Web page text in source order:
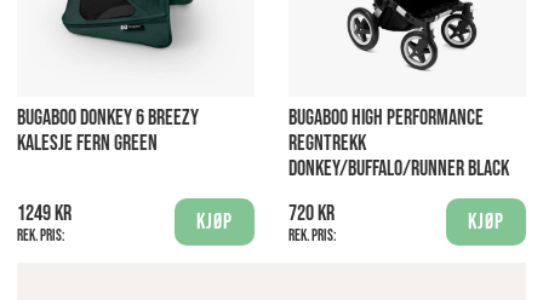
BUGABOO DONKEY 6 BREEZY
KALESJE FERN GREEN
1249 kr
Rek. pris:
Kjøp
BUGABOO HIGH PERFORMANCE
REGNTREKK
DONKEY/BUFFALO/RUNNER BLACK
720 kr
Rek. pris:
Kjøp